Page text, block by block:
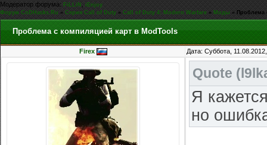
Модератор форума: FiLLiN,iEnjoy
Форум CoDHacks.Ru » Серия Call of Duty » Call of Duty 4: Modern Warfare » Моды » Проблема
Проблема с компиляцией карт в ModTools
Firex Дата: Суббота,
Quote (
Я
но